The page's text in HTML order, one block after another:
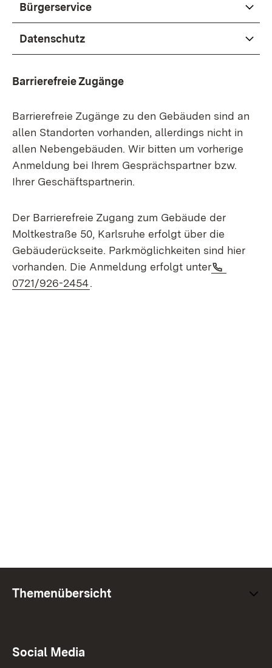
Bürgerservice
Datenschutz
Barrierefreie Zugänge
Barrierefreie Zugänge zu den Gebäuden sind an
allen Standorten vorhanden, allerdings nicht in
allen Nebengebäuden. Wir bitten um vorherige
Anmeldung bei Ihrem Gesprächspartner bzw.
Ihrer Geschäftspartnerin.
Der Barrierefreie Zugang zum Gebäude der
Moltkestraße 50, Karlsruhe erfolgt über die
Gebäuderückseite. Parkmöglichkeiten sind hier
vorhanden. Die Anmeldung erfolgt unter
0721/926-2454.
Themenübersicht
Social Media